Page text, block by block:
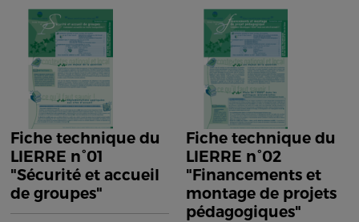
Fiche technique du
LIERRE n°01
"Sécurité et accueil
de groupes"
Fiche technique du
LIERRE n°02
"Financements et
montage de projets
pédagogiques"